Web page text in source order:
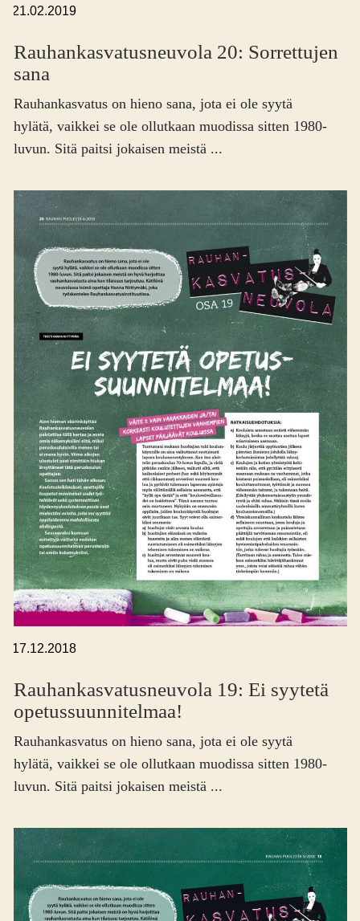
21.02.2019
Rauhankasvatus­neuvola 20: Sorrettujen
sana
Rauhankasvatus on hieno sana, jota ei ole syytä
hylätä, vaikkei se ole ollutkaan muodissa sitten 1980-
luvun. Sitä paitsi jokaisen meistä ...
17.12.2018
Rauhankasvatus­neuvola 19: Ei syytetä
opetus­suunnitelmaa!
Rauhankasvatus on hieno sana, jota ei ole syytä
hylätä, vaikkei se ole ollutkaan muodissa sitten 1980-
luvun. Sitä paitsi jokaisen meistä ...